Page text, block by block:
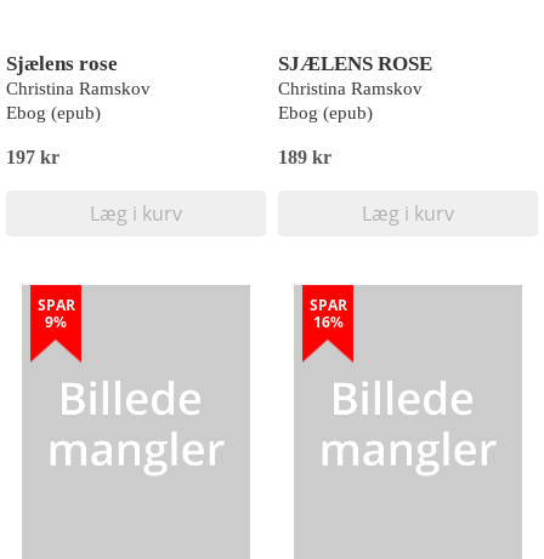
Sjælens rose
Christina Ramskov
Ebog (epub)
197 kr
Læg i kurv
SJÆLENS ROSE
Christina Ramskov
Ebog (epub)
189 kr
Læg i kurv
SPAR
9%
SPAR
16%